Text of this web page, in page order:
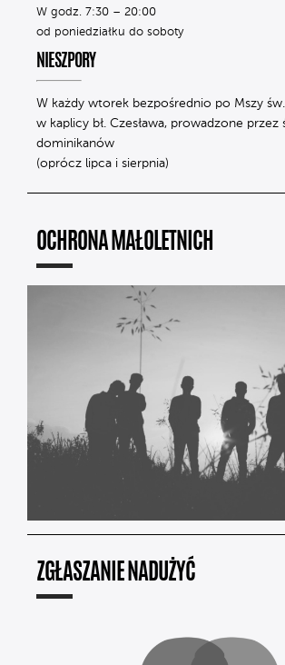
W godz. 7:30 – 20:00
od poniedziałku do soboty
NIESZPORY
W każdy wtorek bezpośrednio po Mszy
w kaplicy bł. Czesława, prowadzone przez
dominikanów
(oprócz lipca i sierpnia)
OCHRONA MAŁOLETNICH
ZGŁASZANIE NADUŻYĆ